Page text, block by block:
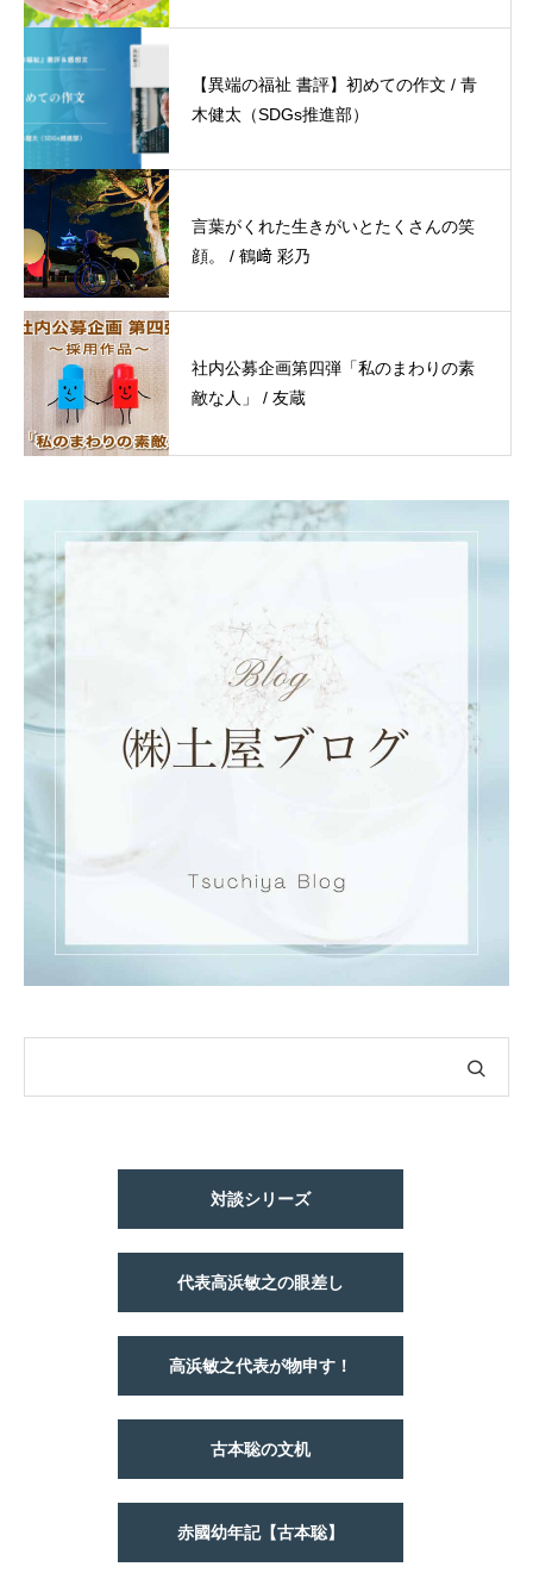
【異端の福祉 書評】初めての作文 / 青
木健太（SDGs推進部）
言葉がくれた生きがいとたくさんの笑
顔。 / 鶴﨑 彩乃
社内公募企画第四弾「私のまわりの素
敵な人」 / 友蔵
対談シリーズ
代表高浜敏之の眼差し
高浜敏之代表が物申す！
古本聡の文机
赤國幼年記【古本聡】